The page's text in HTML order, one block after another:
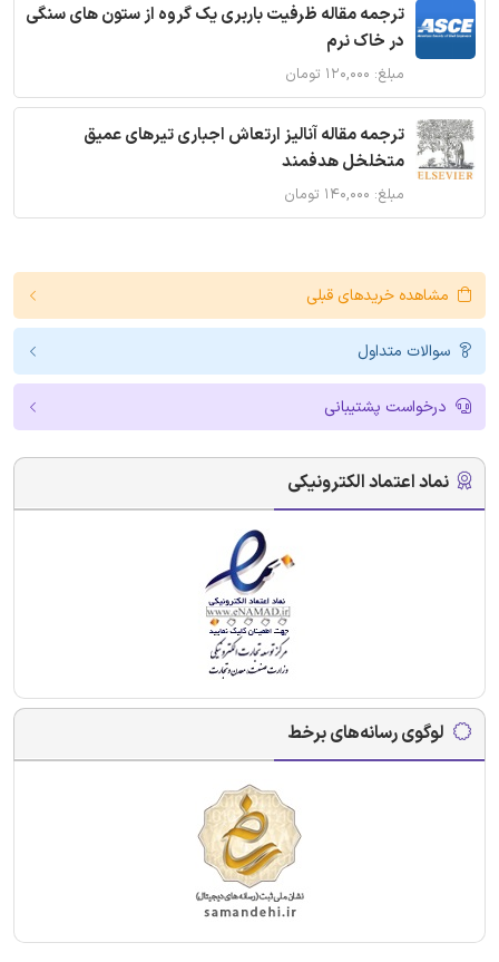
ترجمه مقاله ظرفیت باربری یک گروه از ستون های سنگی
در خاک نرم
مبلغ: ۱۲۰,۰۰۰ تومان
ترجمه مقاله آنالیز ارتعاش اجباری تیرهای عمیق
متخلخل هدفمند
مبلغ: ۱۴۰,۰۰۰ تومان
مشاهده خریدهای قبلی
سوالات متداول
درخواست پشتیبانی
نماد اعتماد الکترونیکی
لوگوی رسانه‌های برخط